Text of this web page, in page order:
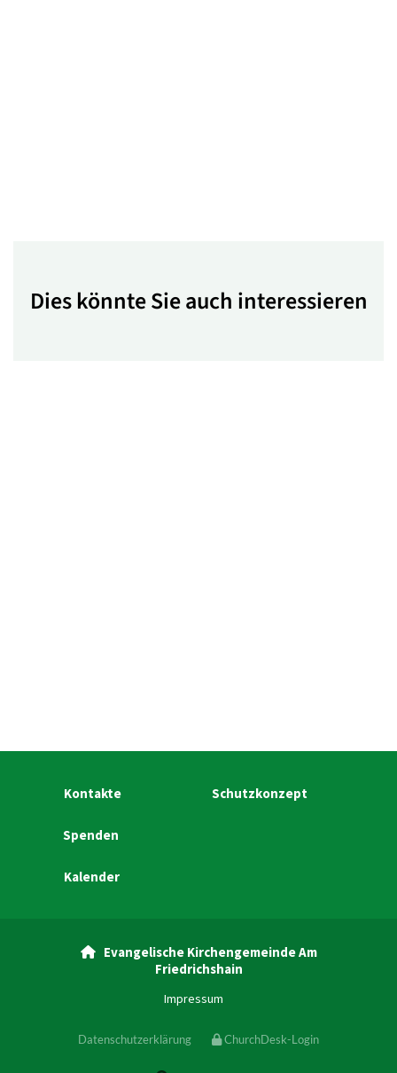
Dies könnte Sie auch interessieren
Kontakte Schutzkonzept
Spenden
Kalender
Evangelische Kirchengemeinde Am
Friedrichshain
Impressum
Datenschutzerklärung ChurchDesk-Login